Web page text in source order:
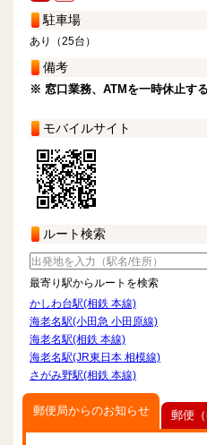
駐車場
あり（25台）
備考
※ 窓口業務、ATMを一時休止す
モバイルサイト
ルート検索
最寄り駅からルートを検索
かしわ台駅(相鉄 本線)
海老名駅(小田急 小田原線)
海老名駅(相鉄 本線)
海老名駅(JR東日本 相模線)
さがみ野駅(相鉄 本線)
郵便局からのお知らせ 郵便